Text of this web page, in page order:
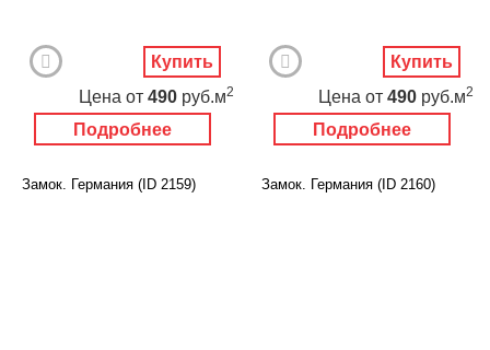
Подробнее
Цена от 490 руб.м2
Купить
Подробнее
Цена от 490 руб.м2
Купить
Замок. Германия (ID 2159) Замок. Германия (ID 2160)